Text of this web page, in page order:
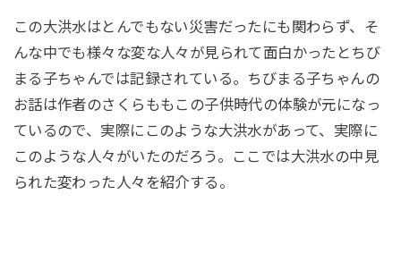
この大洪水はとんでもない災害だったにも関わらず、そ
んな中でも様々な変な人々が見られて面白かったとちび
まる子ちゃんでは記録されている。ちびまる子ちゃんの
お話は作者のさくらももこの子供時代の体験が元になっ
ているので、実際にこのような大洪水があって、実際に
このような人々がいたのだろう。ここでは大洪水の中見
られた変わった人々を紹介する。